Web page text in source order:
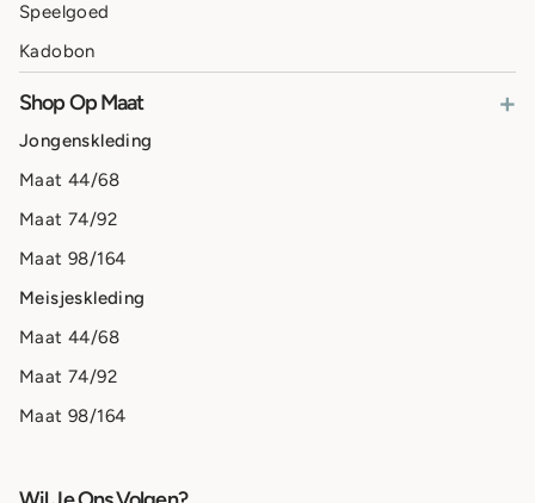
Speelgoed
Kadobon
Shop Op Maat +
Jongenskleding
Maat 44/68
Maat 74/92
Maat 98/164
Meisjeskleding
Maat 44/68
Maat 74/92
Maat 98/164